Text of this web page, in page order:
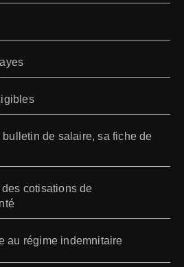
de salaire, sa fiche de
cotisations de
au régime indemnitaire